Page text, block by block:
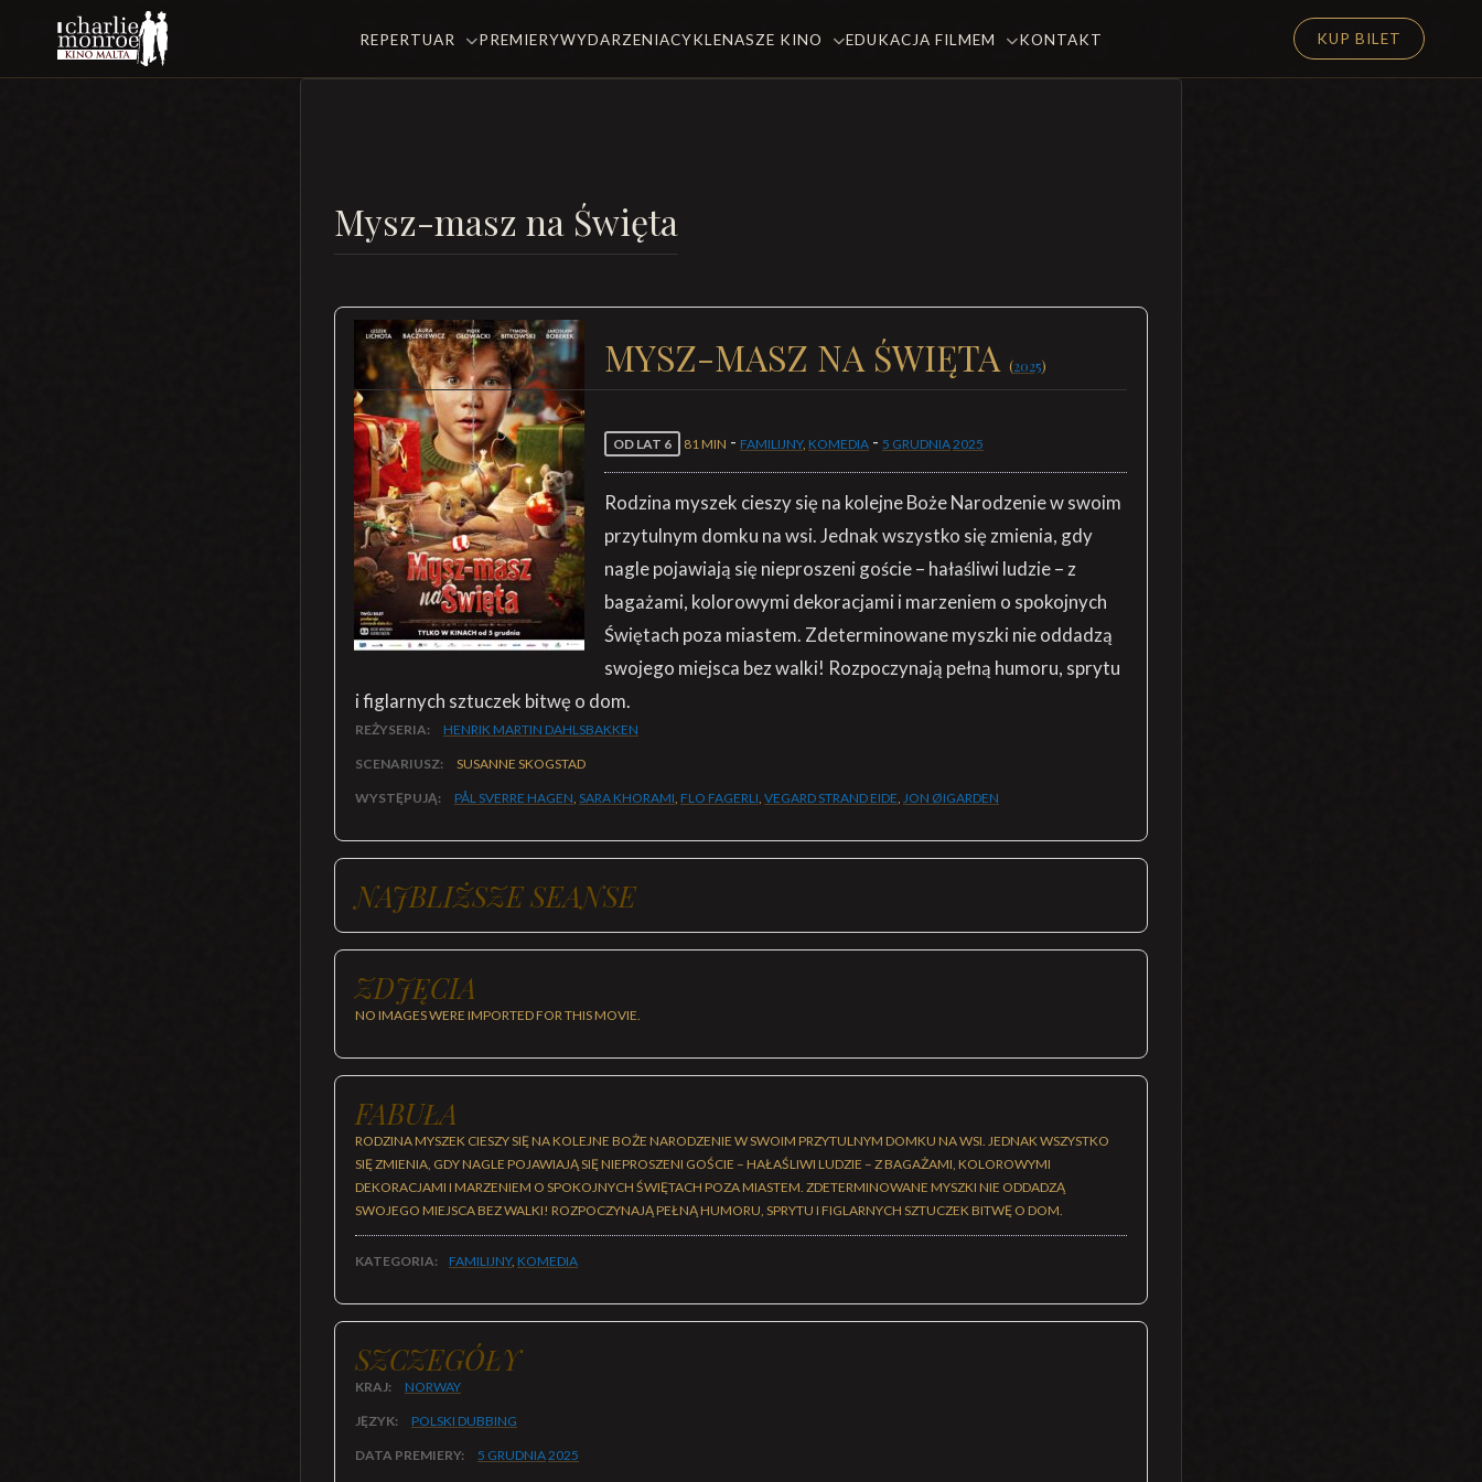
REPERTUAR PREMIERYWYDARZENIACYKLENASZE KINO EDUKACJA FILMEM KONTAKT KUP BILET
Mysz-masz na Święta
MYSZ-MASZ NA ŚWIĘTA (2025)
OD LAT 6 81 MIN - FAMILIJNY, KOMEDIA - 5 GRUDNIA2025
Rodzina myszek cieszy się na kolejne Boże Narodzenie w swoim
przytulnym domku na wsi. Jednak wszystko się zmienia, gdy
nagle pojawiają się nieproszeni goście – hałaśliwi ludzie – z
bagażami, kolorowymi dekoracjami i marzeniem o spokojnych
Świętach poza miastem. Zdeterminowane myszki nie oddadzą
swojego miejsca bez walki! Rozpoczynają pełną humoru, sprytu
i figlarnych sztuczek bitwę o dom.
REŻYSERIA: HENRIK MARTIN DAHLSBAKKEN
SCENARIUSZ: SUSANNE SKOGSTAD
WYSTĘPUJĄ: PÅL SVERRE HAGEN, SARA KHORAMI, FLO FAGERLI, VEGARD STRAND EIDE, JON ØIGARDEN
NAJBLIŻSZE SEANSE
ZDJĘCIA
NO IMAGES WERE IMPORTED FOR THIS MOVIE.
FABUŁA
RODZINA MYSZEK CIESZY SIĘ NA KOLEJNE BOŻE NARODZENIE W SWOIM PRZYTULNYM DOMKU NA WSI. JEDNAK WSZYSTKO
SIĘ ZMIENIA, GDY NAGLE POJAWIAJĄ SIĘ NIEPROSZENI GOŚCIE – HAŁAŚLIWI LUDZIE – Z BAGAŻAMI, KOLOROWYMI
DEKORACJAMI I MARZENIEM O SPOKOJNYCH ŚWIĘTACH POZA MIASTEM. ZDETERMINOWANE MYSZKI NIE ODDADZĄ
SWOJEGO MIEJSCA BEZ WALKI! ROZPOCZYNAJĄ PEŁNĄ HUMORU, SPRYTU I FIGLARNYCH SZTUCZEK BITWĘ O DOM.
KATEGORIA: FAMILIJNY, KOMEDIA
SZCZEGÓŁY
KRAJ: NORWAY
JĘZYK: POLSKI DUBBING
DATA PREMIERY: 5 GRUDNIA2025